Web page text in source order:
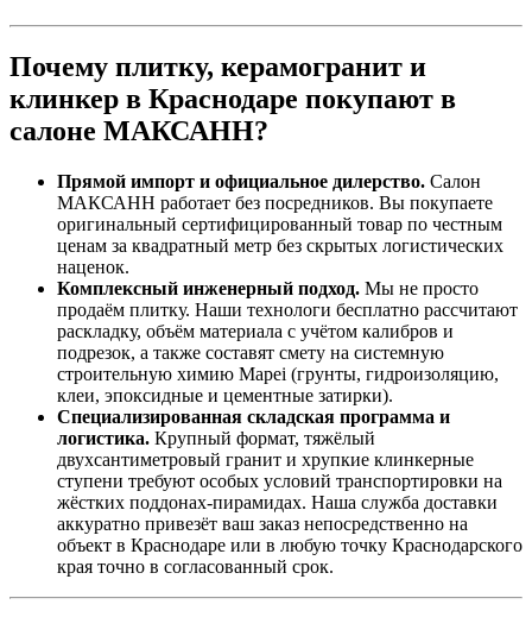
Почему плитку, керамогранит и
клинкер в Краснодаре покупают в
салоне МАКСАНН?
Прямой импорт и официальное дилерство. Салон
МАКСАНН работает без посредников. Вы покупаете
оригинальный сертифицированный товар по честным
ценам за квадратный метр без скрытых логистических
наценок.
Комплексный инженерный подход. Мы не просто
продаём плитку. Наши технологи бесплатно рассчитают
раскладку, объём материала с учётом калибров и
подрезок, а также составят смету на системную
строительную химию Mapei (грунты, гидроизоляцию,
клеи, эпоксидные и цементные затирки).
Специализированная складская программа и
логистика. Крупный формат, тяжёлый
двухсантиметровый гранит и хрупкие клинкерные
ступени требуют особых условий транспортировки на
жёстких поддонах‑пирамидах. Наша служба доставки
аккуратно привезёт ваш заказ непосредственно на
объект в Краснодаре или в любую точку Краснодарского
края точно в согласованный срок.